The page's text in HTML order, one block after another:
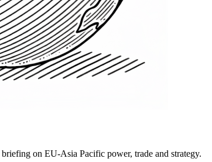
on EU-Asia Pacific power, trade and strategy.